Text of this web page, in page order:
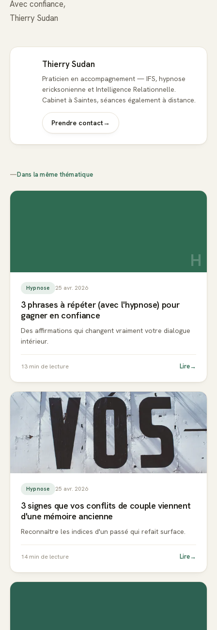
Avec confiance,
Thierry Sudan
Thierry Sudan
Praticien en accompagnement — IFS, hypnose
ericksonienne et Intelligence Relationnelle.
Cabinet à Saintes, séances également à distance.
Prendre contact→
—Dans la même thématique
H
Hypnose 25 avr. 2026
3 phrases à répéter (avec l'hypnose) pour
gagner en confiance
Des affirmations qui changent vraiment votre dialogue
intérieur.
13 min de lecture Lire→
Hypnose 25 avr. 2026
3 signes que vos conflits de couple viennent
d'une mémoire ancienne
Reconnaître les indices d'un passé qui refait surface.
14min de lecture Lire→